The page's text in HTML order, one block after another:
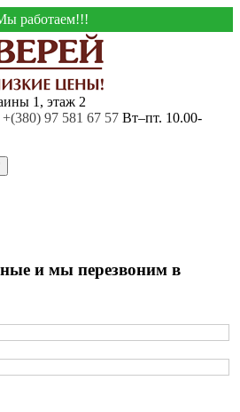
работаем!!!
1, этаж 2
+(380) 97 581 67 57 Вт–пт. 10.00-
и мы перезвоним в